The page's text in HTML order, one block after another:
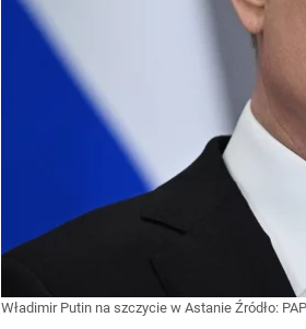
Władimir Putin na szczycie w Astanie Źródło: